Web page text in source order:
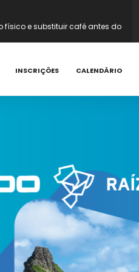
e substituir café antes do
INSCRIÇÕES CALENDÁRIO